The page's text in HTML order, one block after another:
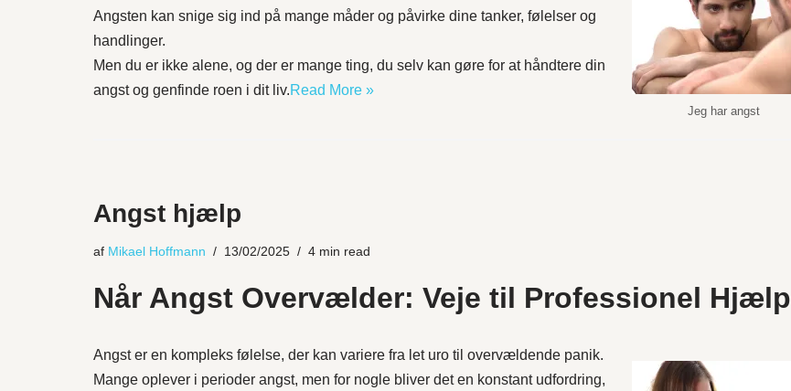
Jeg har angst
Angsten kan snige sig ind på mange måder og påvirke dine tanker, følelser og
handlinger.
Men du er ikke alene, og der er mange ting, du selv kan gøre for at håndtere din
angst og genfinde roen i dit liv.Read More »
Angst hjælp
af Mikael Hoffmann 13/02/2025 4 min read
Når Angst Overvælder: Veje til Professionel Hjælp
Angst er en kompleks følelse, der kan variere fra let uro til overvældende panik.
Mange oplever i perioder angst, men for nogle bliver det en konstant udfordring,